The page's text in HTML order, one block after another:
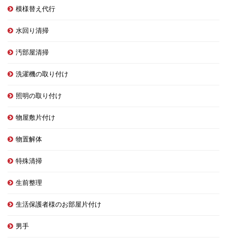
模様替え代行
水回り清掃
汚部屋清掃
洗濯機の取り付け
照明の取り付け
物屋敷片付け
物置解体
特殊清掃
生前整理
生活保護者様のお部屋片付け
男手